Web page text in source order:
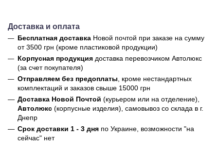
Доставка и оплата
Бесплатная доставка Новой почтой при заказе на сумму
от 3500 грн (кроме пластиковой продукции)
Корпусная продукция доставка перевозчиком Автолюкс
(за счет покупателя)
Отправляем без предоплаты , кроме нестандартных
комплектаций и заказов свыше 15000 грн
Доставка Новой Почтой (курьером или на отделение),
Автолюкс (корпусные изделия), самовывоз со склада в г.
Днепр
Срок доставки 1 - 3 дня по Украине, возможности "на
сейчас" нет